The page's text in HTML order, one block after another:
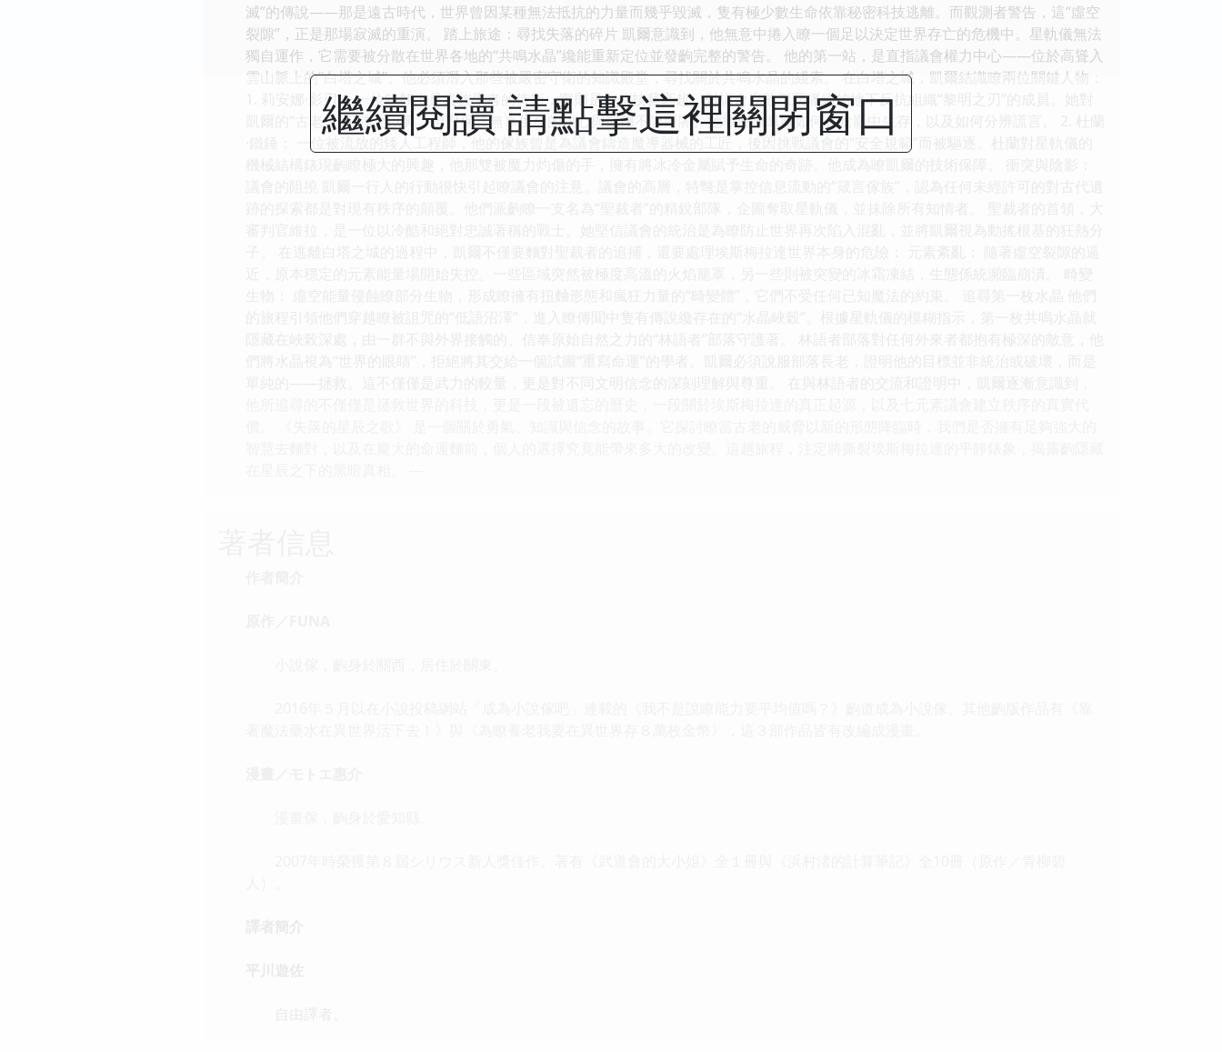
滅”的傳說——那是遠古時代，世界曾因某種無法抵抗的力量而幾乎毀滅，隻有極少數生命依靠秘密科技逃離。而觀測者警告，這“虛空
裂隙”，正是那場寂滅的重演。 踏上旅途：尋找失落的碎片 凱爾意識到，他無意中捲入瞭一個足以決定世界存亡的危機中。星軌儀無法
獨自運作，它需要被分散在世界各地的“共鳴水晶”纔能重新定位並發齣完整的警告。 他的第一站，是直指議會權力中心——位於高聳入
雲山脈上的“白塔之城”。他必須潛入那些被嚴密守衛的知識殿堂，尋找關於共鳴水晶的綫索。 在白塔之城，凱爾結識瞭兩位關鍵人物：
1. 莉安娜·影刃： 一位錶麵上是貴族學者的侍衛，實則是一位技藝高超、對議會腐敗深惡痛絕的地下反抗組織“黎明之刃”的成員。她對
凱爾的“古老技術”嗤之以鼻，但對保護無辜生命的決心與凱爾不謀而閤。她教會瞭凱爾如何在陰影中生存，以及如何分辨謊言。 2. 杜蘭
·鐵錘： 一位被流放的矮人工程師，他的傢族曾是為議會鑄造魔導器械的工匠，後因挑戰議會的“安全規範”而被驅逐。杜蘭對星軌儀的
繼續閱讀 請點擊這裡關閉窗口